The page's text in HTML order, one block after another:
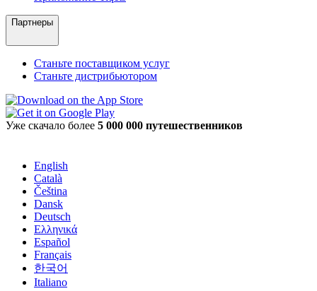
Партнеры
Станьте поставщиком услуг
Станьте дистрибьютором
Уже скачало более 5 000 000 путешественников
English
Català
Čeština
Dansk
Deutsch
Ελληνικά
Español
Français
한국어
Italiano